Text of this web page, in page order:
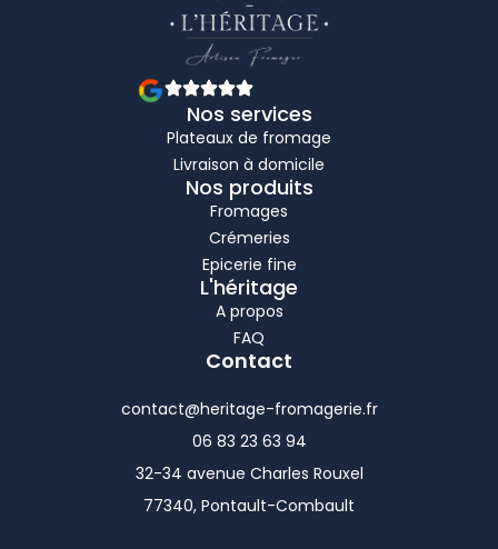
Nos services
Plateaux de fromage
Livraison à domicile
Nos produits
Fromages
Crémeries
Epicerie fine
L'héritage
A propos
FAQ
Contact
contact@heritage-fromagerie.fr
06 83 23 63 94
32-34 avenue Charles Rouxel
77340, Pontault-Combault